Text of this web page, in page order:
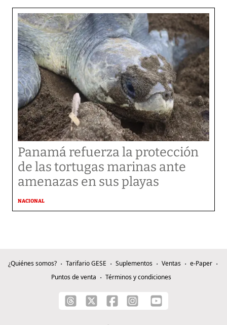
Panamá refuerza la protección
de las tortugas marinas ante
amenazas en sus playas
NACIONAL
¿Quiénes somos? Tarifario GESE Suplementos Ventas
e-Paper
Puntos de venta
Términos y condiciones